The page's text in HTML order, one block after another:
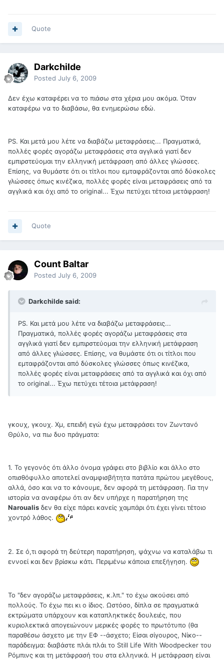
Quote
Darkchilde
Posted July 6, 2009
Δεν έχω καταφέρει να το πιάσω στα χέρια μου ακόμα. Όταν
καταφέρω να το διαβάσω, θα ενημερώσω εδώ.
PS. Και μετά μου λέτε να διαβάζω μεταφράσεις... Πραγματικά,
πολλές φορές αγοράζω μεταφράσεις στα αγγλικά γιατί δεν
εμπιρστεύομαι την ελληνική μετάφραση από άλλες γλώσσες.
Επίσης, να θυμάστε ότι οι τίτλοι που εμταφράζονται από δύσκολες
γλώσσες όπως κινέζικα, πολλές φορές είναι μεταφράσεις από τα
αγγλικά και όχι από το original... Έχω πετύχει τέτοια μετάφραση!
Quote
Count Baltar
Posted July 6, 2009
Darkchilde said:
PS. Και μετά μου λέτε να διαβάζω μεταφράσεις...
Πραγματικά, πολλές φορές αγοράζω μεταφράσεις στα
αγγλικά γιατί δεν εμπιρστεύομαι την ελληνική μετάφραση
από άλλες γλώσσες. Επίσης, να θυμάστε ότι οι τίτλοι που
εμταφράζονται από δύσκολες γλώσσες όπως κινέζικα,
πολλές φορές είναι μεταφράσεις από τα αγγλικά και όχι από
το original... Έχω πετύχει τέτοια μετάφραση!
γκουχ, γκουχ. Χμ, επειδή εγώ έχω μεταφράσει τον Ζωντανό
Θρύλο, να πω δυο πράγματα:
1. Το γεγονός ότι άλλο όνομα γράφει στο βιβλίο και άλλο στο
οπισθόφυλλο αποτελεί αναμφισβήτητα πατάτα πρώτου μεγέθους,
αλλά, όσο και να το κάνουμε, δεν αφορά τη μετάφραση. Για την
ιστορία να αναφέρω ότι αν δεν υπήρχε η παρατήρηση της
Naroualis δεν θα είχε πάρει κανείς χαμπάρι ότι έχει γίνει τέτοιο
χοντρό λάθος.
2. Σε ό,τι αφορά τη δεύτερη παρατήρηση, ψάχνω να καταλάβω τι
εννοεί και δεν βρίσκω κάτι. Περιμένω κάποια επεξήγηση.
Το "δεν αγοράζω μεταφράσεις, κ.λπ." το έχω ακούσει από
πολλούς. Το έχω πει κι ο ίδιος. Ωστόσο, δίπλα σε πραγματικά
εκτρώματα υπάρχουν και καταπληκτικές δουλειές, που
κυριολεκτικά απογειώνουν μερικές φορές το πρωτότυπο (θα
παραθέσω άσχετο με την ΕΦ --άσχετο; Είσαι σίγουρος, Νίκο--
παράδειγμα: διαβάστε πλάι πλάι το Still Life With Woodpecker του
Ρόμπινς και τη μετάφρασή του στα ελληνικά. Η μετάφραση είναι